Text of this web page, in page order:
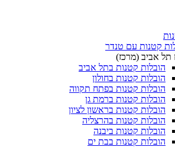
קטנות עם טנדר
תל אביב (מרכז)
הובלות קטנות בתל אביב
הובלות קטנות בחולון​
הובלות קטנות בפתח תקווה
הובלות קטנות ברמת גן
הובלות קטנות בראשון לציון
הובלות קטנות בהרצליה
הובלות קטנות ביבנה
הובלות קטנות בבת ים